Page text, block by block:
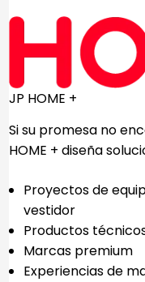
JP HOME +
Si su promesa no
HOME + diseña
Proyectos de
vestidor
Productos
Marcas premium
Experiencias de